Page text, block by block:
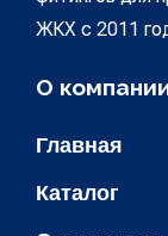
ЖКХ с 2011
О
Главная
Каталог